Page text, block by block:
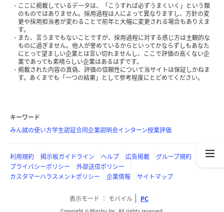
ここに掲載しているデータは、「こうすれば必ずうまくいく」という類
のものではありません。採用過程は人によって異なりますし、方針の変
更や採用担当者が変わることで前年と大幅に変更される場合もありえま
す。
また、言うまでもないことですが、採用過程に対する感じ方は主観的な
ものに過ぎません。他人が誉めているからといってかならずしもあなた
にとって望ましい企業とは言い切れませんし、ここで評価の高くない企
業であっても素晴らしい企業はあるはずです。
掲載された内容の真偽、評価の信頼性について当サイトは保証しかねま
す。あくまでも「一つの結果」として参考程度にとどめてください。
キーワード
みん就の使い方学生認証合同企業説明会インターン授業評価
利用規約 掲示板ガイドライン ヘルプ 広告掲載
グループ規約
プライバシーポリシー
外部送信ポリシー
カスタマーハラスメントポリシー
企業情報 サイトマップ
表示モード モバイル PC